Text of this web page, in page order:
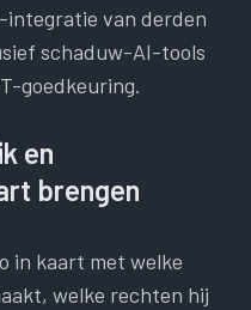
van derden
schaduw-AI-tools
goedkeuring.
en
brengen
in kaart met welke
welke rechten hij